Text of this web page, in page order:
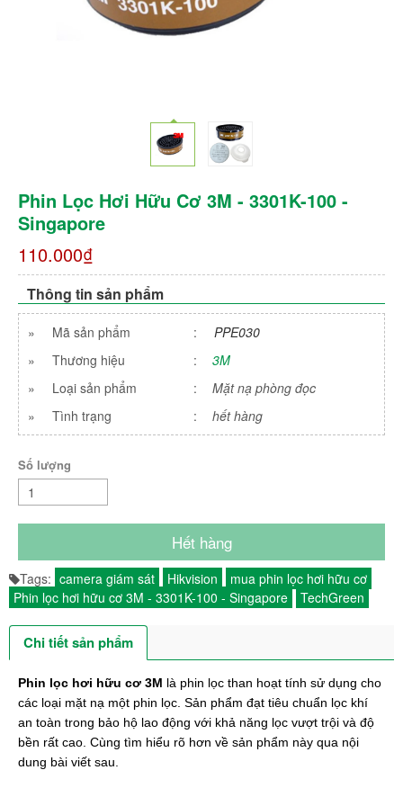
Phin Lọc Hơi Hữu Cơ 3M - 3301K-100 -
Singapore
110.000₫
Thông tin sản phẩm
» Mã sản phẩm :
PPE030
»
Thương hiệu :
3M
»
Loại sản phẩm :
Mặt nạ phòng đọc
»
Tình trạng : hết hàng
Số lượng
Hết hàng
Tags: camera giám sát Hikvision
mua phin lọc hơi hữu cơ
Phin lọc hơi hữu cơ 3M - 3301K-100 - Singapore
TechGreen
Chi tiết sản phẩm
Phin lọc hơi hữu cơ 3M là phin lọc than hoạt tính sử dụng cho
các loại mặt nạ một phin lọc. Sản phẩm đạt tiêu chuẩn lọc khí
an toàn trong bảo hộ lao động với khả năng lọc vượt trội và độ
bền rất cao. Cùng tìm hiểu rõ hơn về sản phẩm này qua nội
dung bài viết sau.